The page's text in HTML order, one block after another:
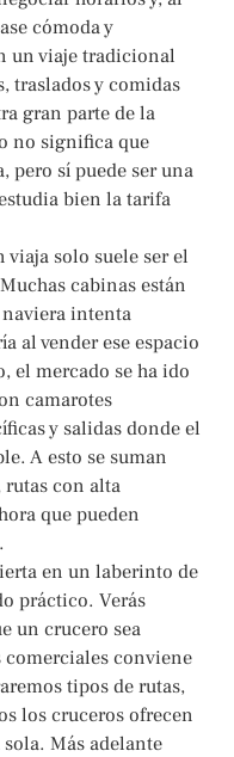
cómoda y
un viaje tradicional
traslados y comidas
gran parte de la
no significa que
pero sí puede ser una
bien la tarifa
solo suele ser el
cabinas están
naviera intenta
al vender ese espacio
el mercado se ha ido
camarotes
y salidas donde el
A esto se suman
rutas con alta
que pueden
en un laberinto de
práctico. Verás
un crucero sea
comerciales conviene
tipos de rutas,
los cruceros ofrecen
Más adelante